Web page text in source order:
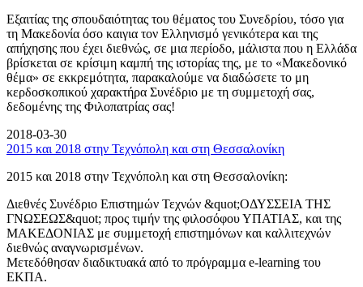
Εξαιτίας της σπουδαιότητας του θέματος του Συνεδρίου, τόσο για
τη Μακεδονία όσο καιγια τον Ελληνισμό γενικότερα και της
απήχησης που έχει διεθνώς, σε μια περίοδο, μάλιστα που η Ελλάδα
βρίσκεται σε κρίσιμη καμπή της ιστορίας της, με το «Μακεδονικό
θέμα» σε εκκρεμότητα, παρακαλούμε να διαδώσετε το μη
κερδοσκοπικού χαρακτήρα Συνέδριο με τη συμμετοχή σας,
δεδομένης της Φιλοπατρίας σας!
2018-03-30
2015 και 2018 στην Τεχνόπολη και στη Θεσσαλονίκη
2015 και 2018 στην Τεχνόπολη και στη Θεσσαλονίκη:
Διεθνές Συνέδριο Επιστημών Τεχνών &quot;ΟΔΥΣΣΕΙΑ ΤΗΣ
ΓΝΩΣΕΩΣ&quot; προς τιμήν της φιλοσόφου ΥΠΑΤΙΑΣ, και της
ΜΑΚΕΔΟΝΙΑΣ με συμμετοχή επιστημόνων και καλλιτεχνών
διεθνώς αναγνωρισμένων.
Μετεδόθησαν διαδικτυακά από το πρόγραμμα e-learning του
ΕΚΠΑ.